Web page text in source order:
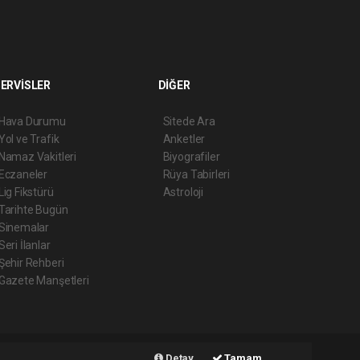
Hava Durumu
ve Trafik
Namaz Vakitleri
Eczaneler
Lig Fikstürü
Bugün
İlanlar
Rehberi
Gazete Manşetleri
DİĞER
Sitede Ara
Anketler
Biyografiler
Rüya Tabirleri
Astroloji
Haber Yazılımı: Web Aksiyon ®